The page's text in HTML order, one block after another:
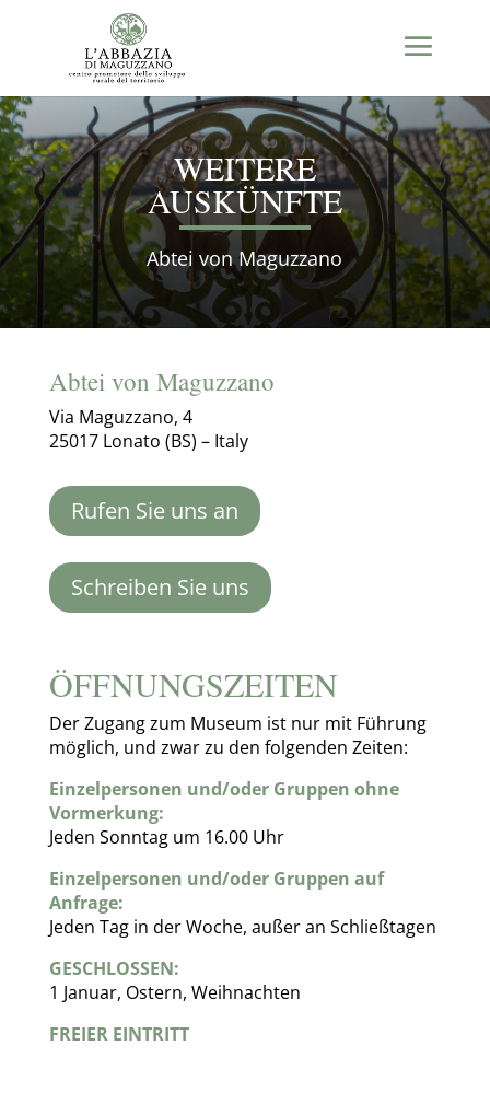
WEITERE
AUSKÜNFTE
Abtei von Maguzzano
Abtei von Maguzzano
Via Maguzzano, 4
25017 Lonato (BS) – Italy
Rufen Sie uns an
Schreiben Sie uns
ÖFFNUNGSZEITEN
Der Zugang zum Museum ist nur mit Führung
möglich, und zwar zu den folgenden Zeiten:
Einzelpersonen und/oder Gruppen ohne
Vormerkung:
Jeden Sonntag um 16.00 Uhr
Einzelpersonen und/oder Gruppen auf
Anfrage:
Jeden Tag in der Woche, außer an Schließtagen
GESCHLOSSEN:
1 Januar, Ostern, Weihnachten
FREIER EINTRITT